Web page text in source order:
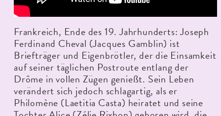
Frankreich, Ende des 19. Jahrhunderts: Joseph
Ferdinand Cheval (Jacques Gamblin) ist
Briefträger und Eigenbrötler, der die Einsamkeit
auf seiner täglichen Postroute entlang der
Drôme in vollen Zügen genießt. Sein Leben
verändert sich jedoch schlagartig, als er
Philomène (Laetitia Casta) heiratet und seine